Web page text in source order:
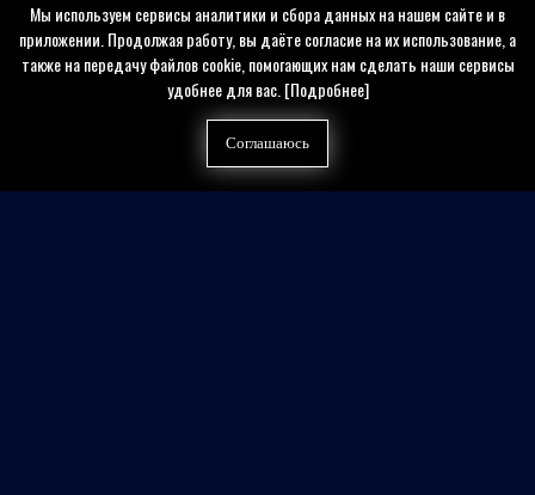
Мы используем сервисы аналитики и сбора данных на нашем сайте и в
приложении. Продолжая работу, вы даёте согласие на их использование, а
также на передачу файлов cookie, помогающих нам сделать наши сервисы
удобнее для вас.[Подробнее]
Соглашаюсь